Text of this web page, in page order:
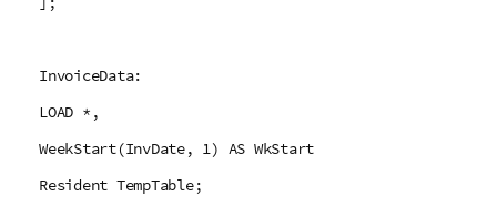
InvoiceData:
LOAD *,
WeekStart(InvDate, 1) AS WkStart
Resident TempTable;